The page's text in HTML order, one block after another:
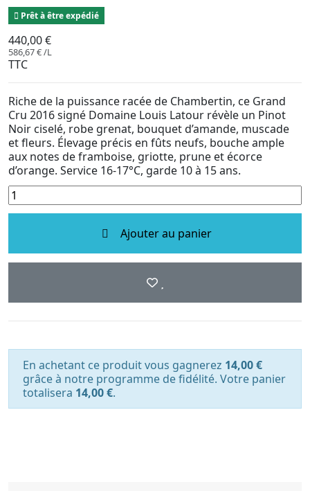
Prêt à être expédié
440,00 €
586,67 € /L
TTC
Riche de la puissance racée de Chambertin, ce Grand
Cru 2016 signé Domaine Louis Latour révèle un Pinot
Noir ciselé, robe grenat, bouquet d’amande, muscade
et fleurs. Élevage précis en fûts neufs, bouche ample
aux notes de framboise, griotte, prune et écorce
d’orange. Service 16-17°C, garde 10 à 15 ans.
Ajouter au panier
En achetant ce produit vous gagnerez 14,00 €
grâce à notre programme de fidélité. Votre panier
totalisera 14,00 €.